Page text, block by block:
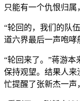
只能有一个仇恨归属
“轮回的，我们的队
道六界最后一声咆哮
“轮回来了。”蒋游
保持观望。结果人来
忙提醒了张新杰一声